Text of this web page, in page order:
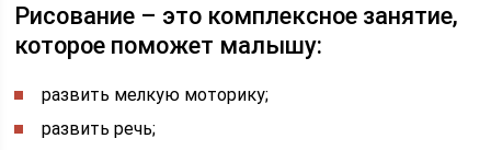
Рисование – это комплексное занятие,
которое поможет малышу:
развить мелкую моторику;
развить речь;